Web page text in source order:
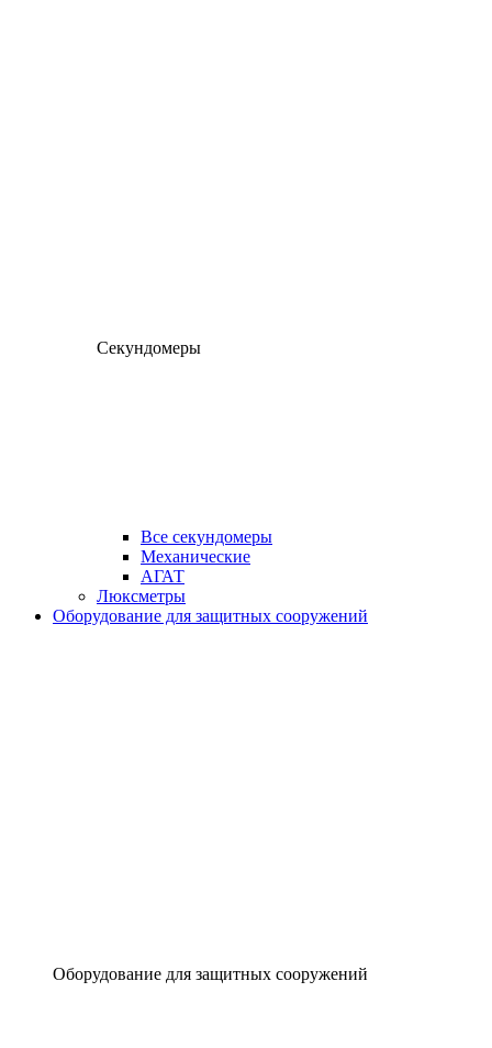
Секундомеры
Все секундомеры
Механические
АГАТ
Люксметры
Оборудование для защитных сооружений
Оборудование для защитных сооружений